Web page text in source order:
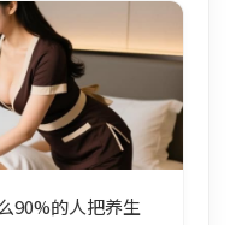
90%的人把养生